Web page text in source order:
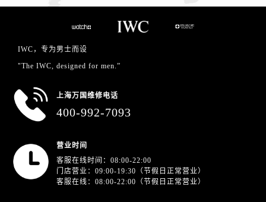
IWC，专为男士而设
"The IWC, designed for men.”
上海万国维修电话
400-992-7093
营业时间
客服在线时间：08:00-22:00
门店营业：09:00-19:30（节假日正常营业）
客服在线：08:00-22:00（节假日正常营业）